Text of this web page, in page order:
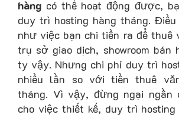
hàng có thể hoạt động được,
duy trì hosting hàng tháng.
như việc bạn chi tiền ra để thuê
trụ sở giao dịch, showroom bán
ty vậy. Nhưng chi phí duy trì
nhiều lần so với tiền thuê
tháng. Vì vậy, đừng ngại ngần
cho việc thiết kế, duy trì